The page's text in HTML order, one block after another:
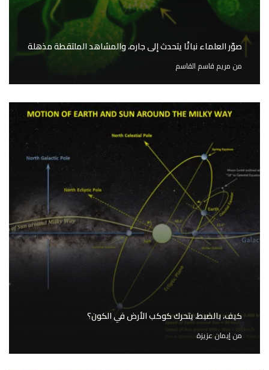
صوّر العلماء نباتًا يتحدث إلى جاره، والمشاهد الملتقطة مذهلة
من مريم قاسم القاسم
كيف، بالضبط، يتحرك كوكب الأرض في الكون؟
منإيمان عزيزة